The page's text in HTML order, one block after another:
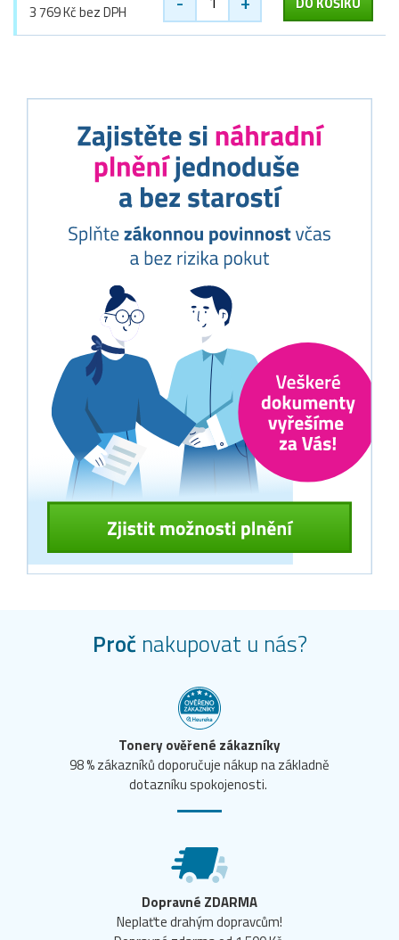
3 769 Kč bez DPH
Proč nakupovat u nás?
Tonery ověřené zákazníky
98 % zákazníků doporučuje nákup na základně
dotazníku spokojenosti.
Dopravné ZDARMA
Neplaťte drahým dopravcům!